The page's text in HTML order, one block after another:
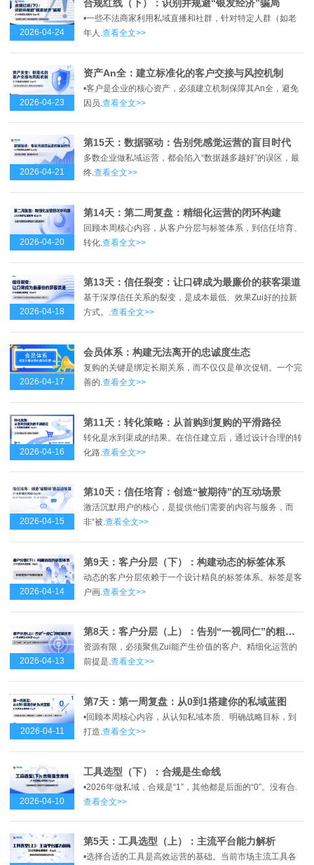
2026-04-24
合规红线（下）：识别并规避“银发经济”骗局
•一些不法商家利用私域直播和社群，针对特定人群（如老
年人.查看全文>>
2026-04-23
资产An全：建立标准化的客户交接与风控机制
•客户是企业的核心资产，必须建立机制保障其An全，避免
因员. 查看全文>>
2026-04-21
第15天：数据驱动：告别凭感觉运营的盲目时代
多数企业做私域运营，都会陷入“数据越多越好”的误区，最
终.查看全文>>
2026-04-20
第14天：第二周复盘：精细化运营的闭环构建
回顾本周核心内容，从客户分层与标签体系，到信任培育、
转化.查看全文>>
2026-04-18
第13天：信任裂变：让口碑成为最廉价的获客渠道
基于深厚信任关系的裂变，是成本最低、效果Zui好的拉新
方式。.查看全文>>
2026-04-17
会员体系：构建无法离开的忠诚度生态
复购的关键是绑定长期关系，而不仅仅是单次促销。一个完
善的.查看全文>>
2026-04-16
第11天：转化策略：从首购到复购的平滑路径
转化是水到渠成的结果。在信任建立后，通过设计合理的转
化路. 查看全文>>
2026-04-15
第10天：信任培育：创造“被期待”的互动场景
激活沉默用户的核心，是提供他们需要的内容与服务，而
非“被.查看全文>>
2026-04-14
第9天：客户分层（下）：构建动态的标签体系
动态的客户分层依赖于一个设计精良的标签体系。标签是客
户画. 查看全文>>
2026-04-13
第8天：客户分层（上）：告别“一视同仁”的粗放运营
资源有限，必须聚焦Zui能产生价值的客户。精细化运营的
前提是.查看全文>>
2026-04-11
第7天：第一周复盘：从0到1搭建你的私域蓝图
•回顾本周核心内容，从认知私域本质、明确战略目标，到
打造.查看全文>>
2026-04-10
工具选型（下）：合规是生命线
•2026年做私域，合规是“1”，其他都是后面的“0”。没有合.
查看全文>>
第5天：工具选型（上）：主流平台能力解析
•选择合适的工具是高效运营的基础。当前市场主流工具各